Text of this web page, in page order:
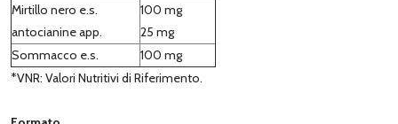
Mirtillo nero e.s.
antocianine app.
100 mg
25 mg
Sommacco e.s.
100 mg
*VNR: Valori Nutritivi di Riferimento.